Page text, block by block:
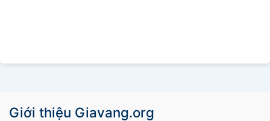
Giới thiệu Giavang.org